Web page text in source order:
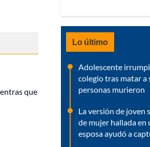
que
Lo último
Adolescente
colegio tras matar a
personas murieron
La versión de joven
de mujer hallada en
esposa ayudó a